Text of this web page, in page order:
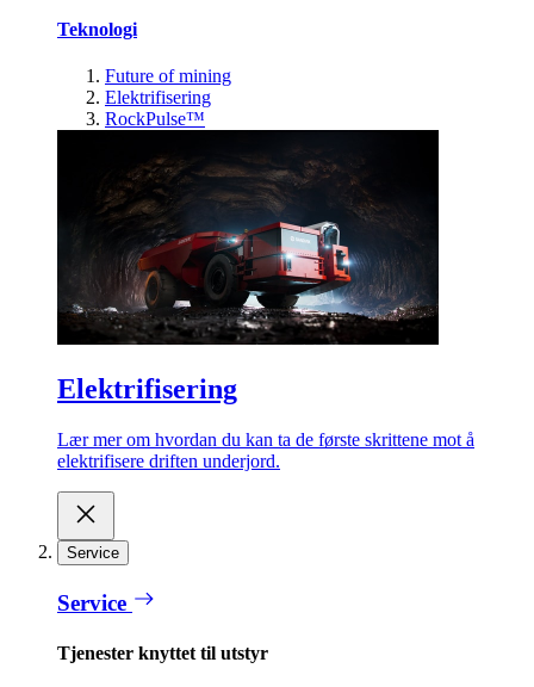
Teknologi
Future of mining
Elektrifisering
RockPulse™
Elektrifisering
Lær mer om hvordan du kan ta de første skrittene mot å
elektrifisere driften underjord.
Service
Service
Tjenester knyttet til utstyr